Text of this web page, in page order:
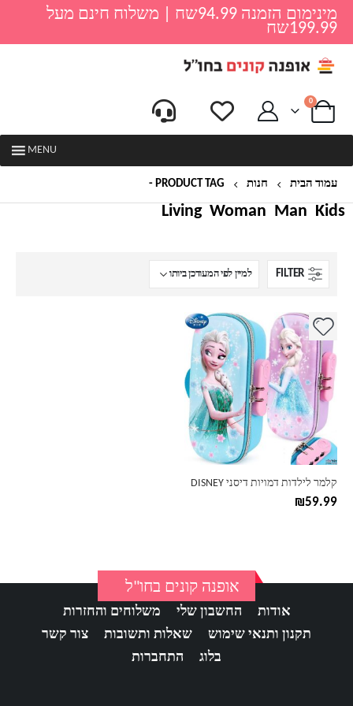
מינימום הזמנה 94.99שח | משלוח חינם מעל
199.99שח
0
MENU
עמוד הבית חנות PRODUCT TAG -
Kids
Man
Woman
Living
FILTER
קלמר לילדות דמויות דיסני DISNEY
₪59.99
למוצר
יש
מספר
סוגים.
ניתן
לבחור
את
האפשרויות
בעמוד
אופנה קונים בחו"ל
אודות החשבון שלי
משלוחים והחזרות
תקנון ותנאי שימוש
שאלות ותשובות
צור קשר
בלוג
התחברות